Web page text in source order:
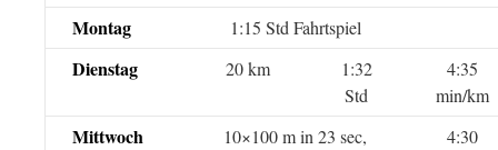
Montag
1:15 Std Fahrtspiel
Dienstag 20 km
1:32
Std
4:35
min/km
Mittwoch
10×100 m in 23 sec,
4:30